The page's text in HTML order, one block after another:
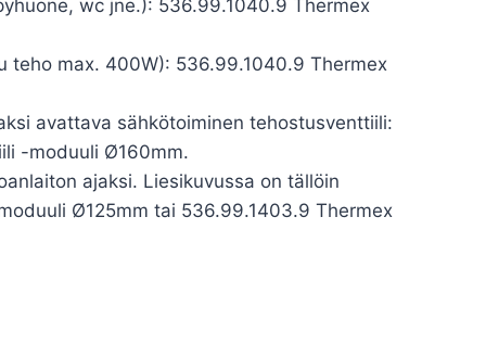
wc jne.): 536.99.1040.9 Thermex
teho max. 400W): 536.99.1040.9 Thermex
avattava sähkötoiminen tehostusventtiili:
-moduuli Ø160mm.
ajaksi. Liesikuvussa on tällöin
Ø125mm tai 536.99.1403.9 Thermex